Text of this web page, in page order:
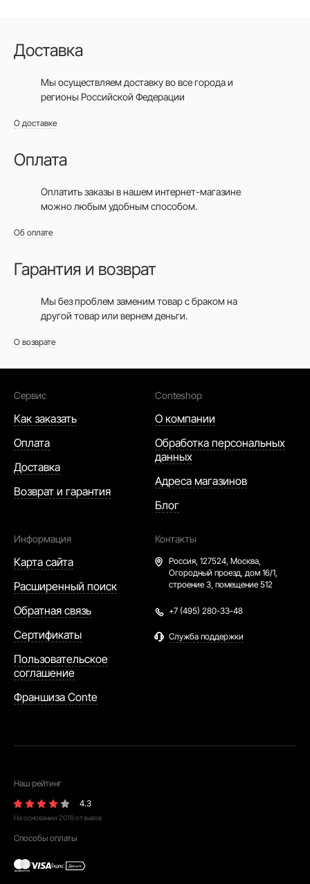
Доставка
Мы осуществляем доставку во все городаи
регионы Российской Федерации
О доставке
Оплата
Оплатить заказы в нашем интернет-магазине
можно любым удобным способом.
Об оплате
Гарантия и возврат
Мы без проблем заменим товар с браком на
другой товар или вернем деньги.
О возврате
Сервис
Как заказать
Оплата
Доставка
Возврат и гарантия
Conteshop
О компании
Обработка персональных
данных
Адреса магазинов
Блог
Информация
Карта сайта
Расширенный поиск
Обратная связь
Сертификаты
Пользовательское
соглашение
Франшиза Conte
Контакты
Россия, 127524, Москва,
Огородный проезд, дом 16/1,
строение 3, помещение 512
+7 (495) 280-33-48
Служба поддержки
Наш рейтинг
4.3
На основании 2018 отзывов
Способы оплаты